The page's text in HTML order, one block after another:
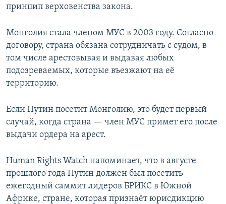
принцип верховенства закона.
Монголия стала членом МУС в 2003 году. Согласно
договору, страна обязана сотрудничать с судом, в
том числе арестовывая и выдавая любых
подозреваемых, которые въезжают на её
территорию.
Если Путин посетит Монголию, это будет первый
случай, когда страна — член МУС примет его после
выдачи ордера на арест.
Human Rights Watch напоминает, что в августе
прошлого года Путин должен был посетить
ежегодный саммит лидеров БРИКС в Южной
Африке, стране, которая признаёт юрисдикцию